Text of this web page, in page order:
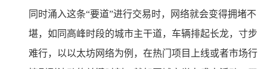
同时涌入这条“要道”进行交易时，网络就会变得拥堵不
堪，如同高峰时段的城市主干道，车辆排起长龙，寸步
难行，以以太坊网络为例，在热门项目上线或者市场行